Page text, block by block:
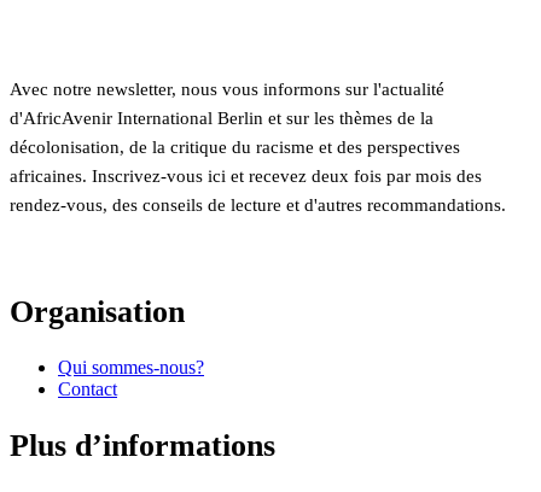
Avec notre newsletter, nous vous informons sur l'actualité
d'AfricAvenir International Berlin et sur les thèmes de la
décolonisation, de la critique du racisme et des perspectives
africaines. Inscrivez-vous ici et recevez deux fois par mois des
rendez-vous, des conseils de lecture et d'autres recommandations.
Organisation
Qui sommes-nous?
Contact
Plus d’informations